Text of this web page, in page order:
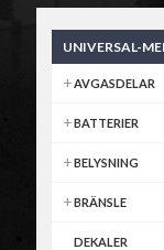
UNIVERSAL-
AVGASDELAR
BATTERIER
BELYSNING
BRÄNSLE
DEKALER